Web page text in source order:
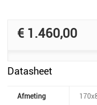
€ 1.460,00
Datasheet
Afmeting